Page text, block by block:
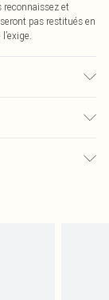
reconnaissez et
pas restitués en